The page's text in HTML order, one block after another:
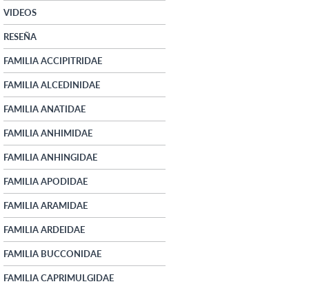
VIDEOS
RESEÑA
FAMILIA ACCIPITRIDAE
FAMILIA ALCEDINIDAE
FAMILIA ANATIDAE
FAMILIA ANHIMIDAE
FAMILIA ANHINGIDAE
FAMILIA APODIDAE
FAMILIA ARAMIDAE
FAMILIA ARDEIDAE
FAMILIA BUCCONIDAE
FAMILIA CAPRIMULGIDAE